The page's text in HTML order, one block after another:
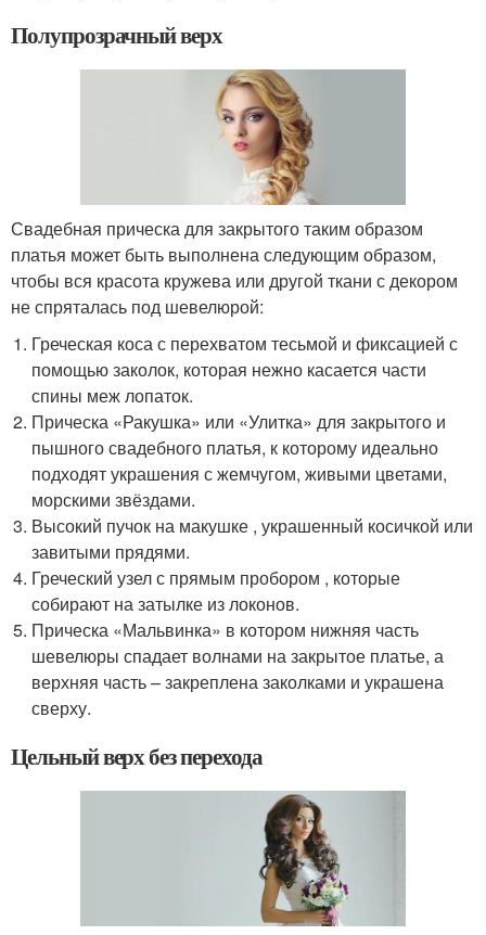
Полупрозрачный верх
Свадебная прическа для закрытого таким образом
платья может быть выполнена следующим образом,
чтобы вся красота кружева или другой ткани с декором
не спряталась под шевелюрой:
Греческая коса с перехватом тесьмой и фиксацией с
помощью заколок, которая нежно касается части
спины меж лопаток.
Прическа «Ракушка» или «Улитка» для закрытого и
пышного свадебного платья, к которому идеально
подходят украшения с жемчугом, живыми цветами,
морскими звёздами.
Высокий пучок на макушке , украшенный косичкой или
завитыми прядями.
Греческий узел с прямым пробором , которые
собирают на затылке из локонов.
Прическа «Мальвинка» в котором нижняя часть
шевелюры спадает волнами на закрытое платье, а
верхняя часть – закреплена заколками и украшена
сверху.
Цельный верх без перехода